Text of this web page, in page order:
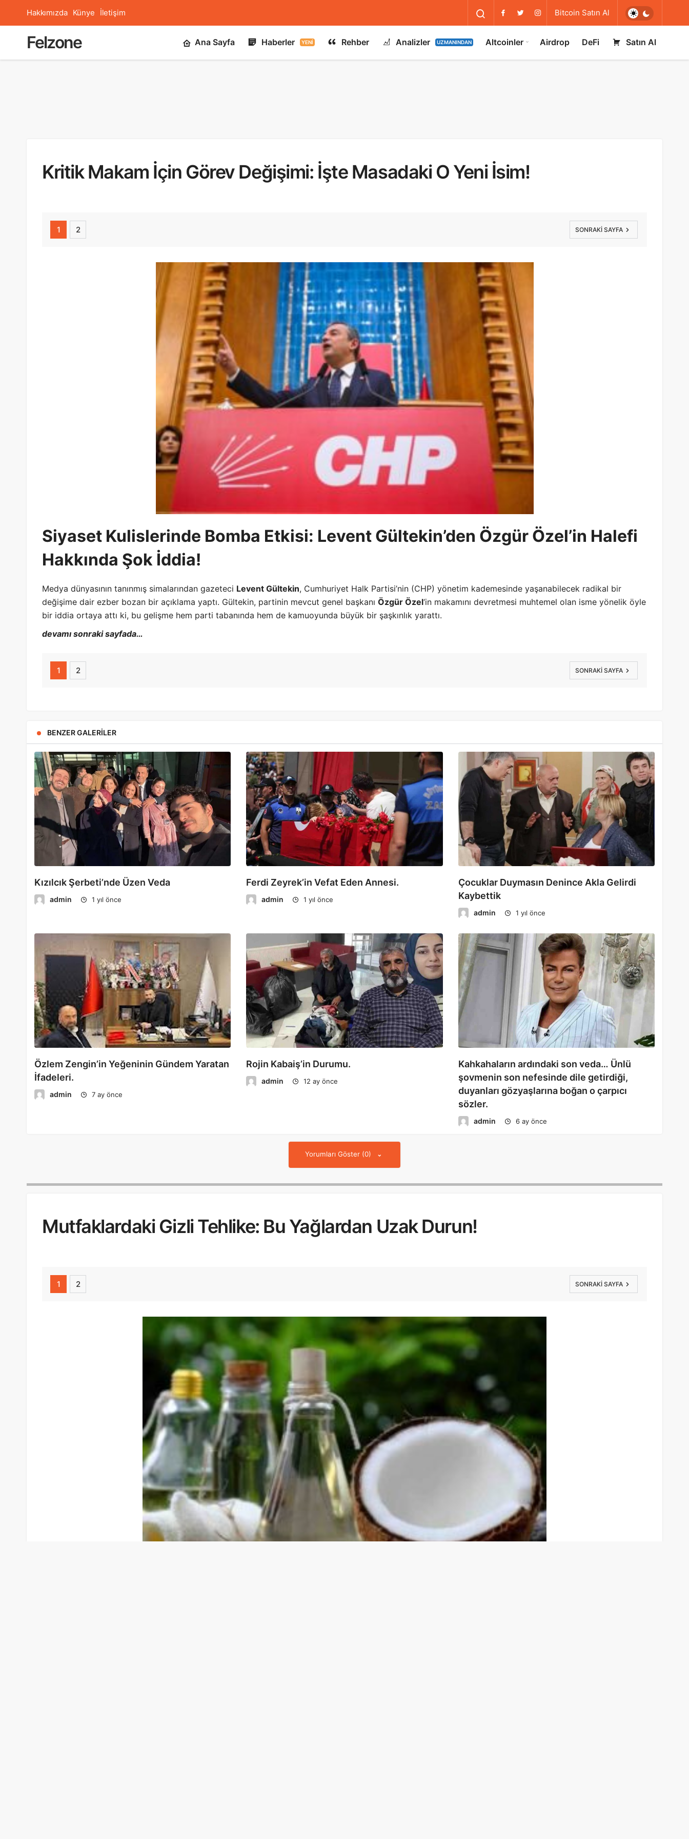
Hakkımızda Künye İletişim Bitcoin Satın Al
Felzone Ana Sayfa Haberler YENI Rehber Analizler UZMANINDAN Altcoinler Airdrop DeFi Satın Al
Kritik Makam İçin Görev Değişimi: İşte Masadaki O Yeni İsim!
1 2 SONRAKI SAYFA
Siyaset Kulislerinde Bomba Etkisi: Levent Gültekin’den Özgür Özel’in Halefi
Hakkında Şok İddia!
Medya dünyasının tanınmış simalarından gazeteci Levent Gültekin, Cumhuriyet Halk Partisi’nin (CHP) yönetim kademesinde yaşanabilecek radikal bir
değişime dair ezber bozan bir açıklama yaptı. Gültekin, partinin mevcut genel başkanı Özgür Özel‘in makamını devretmesi muhtemel olan isme yönelik öyle
bir iddia ortaya attı ki, bu gelişme hem parti tabanında hem de kamuoyunda büyük bir şaşkınlık yarattı.
devamı sonraki sayfada…
1 2 SONRAKI SAYFA
BENZER GALERILER
Kızılcık Şerbeti’nde Üzen Veda
admin 1 yıl önce
Ferdi Zeyrek’in Vefat Eden Annesi.
admin 1 yıl önce
Çocuklar Duymasın Denince Akla Gelirdi
Kaybettik
admin 1 yıl önce
Özlem Zengin’in Yeğeninin Gündem Yaratan
İfadeleri.
admin 7 ay önce
Rojin Kabaiş’in Durumu.
admin 12 ay önce
Kahkahaların ardındaki son veda… Ünlü
şovmenin son nefesinde dile getirdiği,
duyanları gözyaşlarına boğan o çarpıcı
sözler.
admin 6 ay önce
Yorumları Göster (0)
Mutfaklardaki Gizli Tehlike: Bu Yağlardan Uzak Durun!
1 2 SONRAKI SAYFA